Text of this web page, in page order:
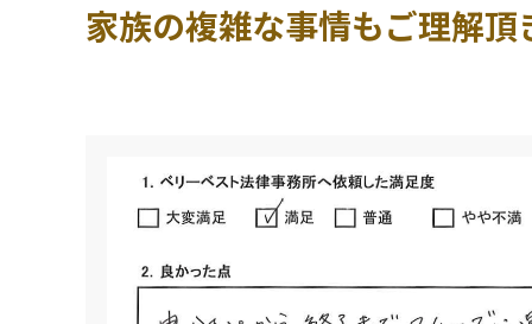
家族の複雑な事情もご理解